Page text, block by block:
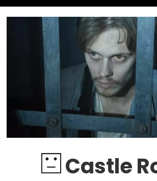
Castle